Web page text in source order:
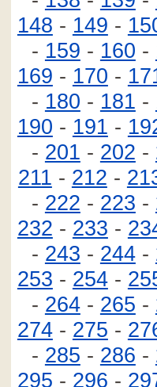
148 - 149 -
- 159 - 160 -
169 - 170 -
- 180 - 181 -
190 - 191 -
- 201 - 202 -
211 - 212 -
- 222 - 223 -
232 - 233 -
- 243 - 244-
253 - 254-
- 264- 265 -
274- 275 -
- 285 - 286 -
295 - 296 -